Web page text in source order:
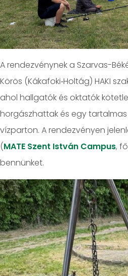
A rendezvénynek a Szarvas-
Körös (Kákafoki‑Holtág) HAKI
ahol hallgatók és oktatók
horgászhattak és egy
vízparton. A rendezvényen
(MATE Szent István Campus,
bennünket.